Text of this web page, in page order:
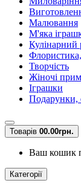
Малювання
М'яка
Кулінарний
Флористика,
Творчість
Жіночі
Іграшки
Подарунки,
Товарів 00.00грн.
Ваш кошик
Категорії